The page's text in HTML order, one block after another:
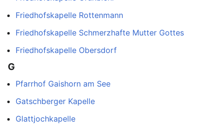
Friedhofskapelle Rottenmann
Friedhofskapelle Schmerzhafte Mutter Gottes
Friedhofskapelle Obersdorf
G
Pfarrhof Gaishorn am See
Gatschberger Kapelle
Glattjochkapelle